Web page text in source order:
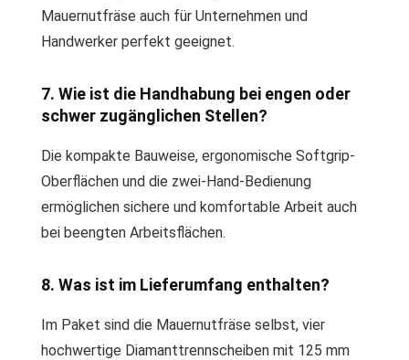
Mauernutfräse auch für Unternehmen und
Handwerker perfekt geeignet.
7. Wie ist die Handhabung bei engen oder
schwer zugänglichen Stellen?
Die kompakte Bauweise, ergonomische Softgrip-
Oberflächen und die zwei-Hand-Bedienung
ermöglichen sichere und komfortable Arbeit auch
bei beengten Arbeitsflächen.
8. Was ist im Lieferumfang enthalten?
Im Paket sind die Mauernutfräse selbst, vier
hochwertige Diamanttrennscheiben mit 125 mm